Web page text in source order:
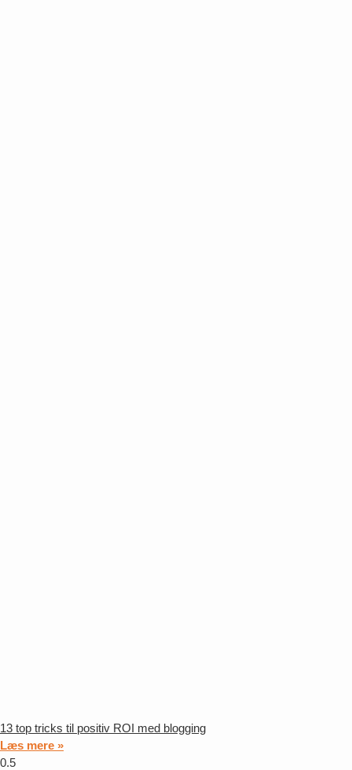
13 top tricks til positiv ROI med blogging
Læs mere »